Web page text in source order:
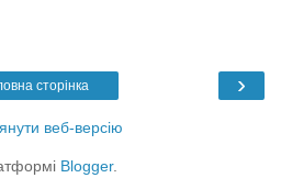
›
сторінка
веб-версію
Blogger.